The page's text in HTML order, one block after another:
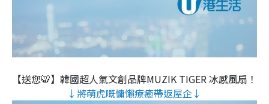
【送您🐯】韓國超人氣文創品牌MUZIK TIGER 冰感風扇！
↓將萌虎嘅慵懶療癒帶返屋企↓